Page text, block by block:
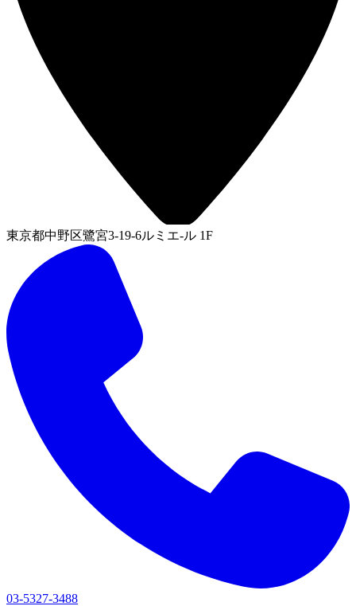
東京都中野区鷺宮3-19-6ルミエ-ル 1F
03-5327-3488